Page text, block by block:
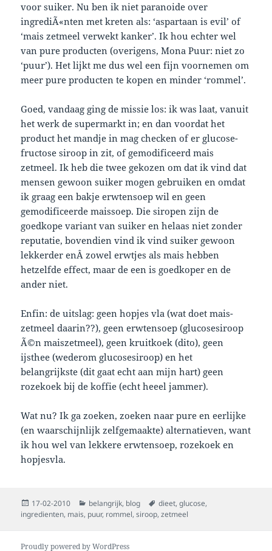
voor suiker. Nu ben ik niet paranoide over
ingrediÃ«nten met kreten als: ‘aspartaan is evil’ of
‘mais zetmeel verwekt kanker’. Ik hou echter wel
van pure producten (overigens, Mona Puur: niet zo
‘puur’). Het lijkt me dus wel een fijn voornemen om
meer pure producten te kopen en minder ‘rommel’.
Goed, vandaag ging de missie los: ik was laat, vanuit
het werk de supermarkt in; en dan voordat het
product het mandje in mag checken of er glucose-
fructose siroop in zit, of gemodificeerd mais
zetmeel. Ik heb die twee gekozen om dat ik vind dat
mensen gewoon suiker mogen gebruiken en omdat
ik graag een bakje erwtensoep wil en geen
gemodificeerde maissoep. Die siropen zijn de
goedkope variant van suiker en helaas niet zonder
reputatie, bovendien vind ik vind suiker gewoon
lekkerder enÂ zowel erwtjes als mais hebben
hetzelfde effect, maar de een is goedkoper en de
ander niet.
Enfin: de uitslag: geen hopjes vla (wat doet mais-
zetmeel daarin??), geen erwtensoep (glucosesiroop
Ã©n maiszetmeel), geen kruitkoek (dito), geen
ijsthee (wederom glucosesiroop) en het
belangrijkste (dit gaat echt aan mijn hart) geen
rozekoek bij de koffie (echt heeel jammer).
Wat nu? Ik ga zoeken, zoeken naar pure en eerlijke
(en waarschijnlijk zelfgemaakte) alternatieven, want
ik hou wel van lekkere erwtensoep, rozekoek en
hopjesvla.
Posted
on
17-02-2010 Categories
belangrijk, blog Tags
dieet,glucose,
ingredienten, mais, puur, rommel,siroop,zetmeel
Proudly powered by WordPress